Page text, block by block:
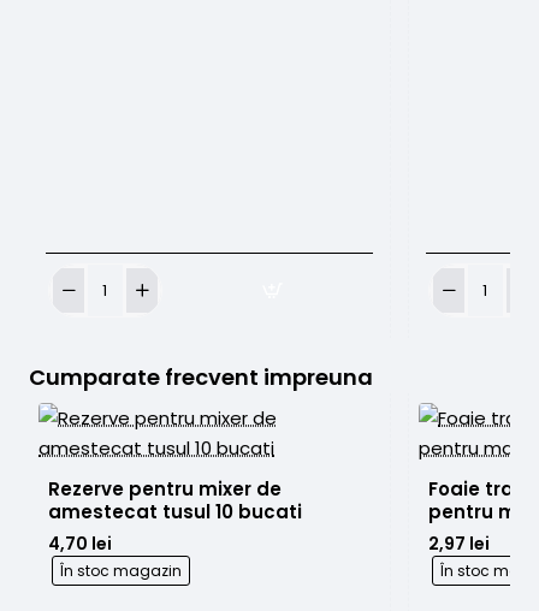
Solutie
Real
Honey
Stencil
250g
Cumparate frecvent impreuna
Rezerve pentru mixer de
amestecat tusul 10 bucati
În stoc magazin
4,70 lei
Foaie
pentru
În stoc
2,97 lei